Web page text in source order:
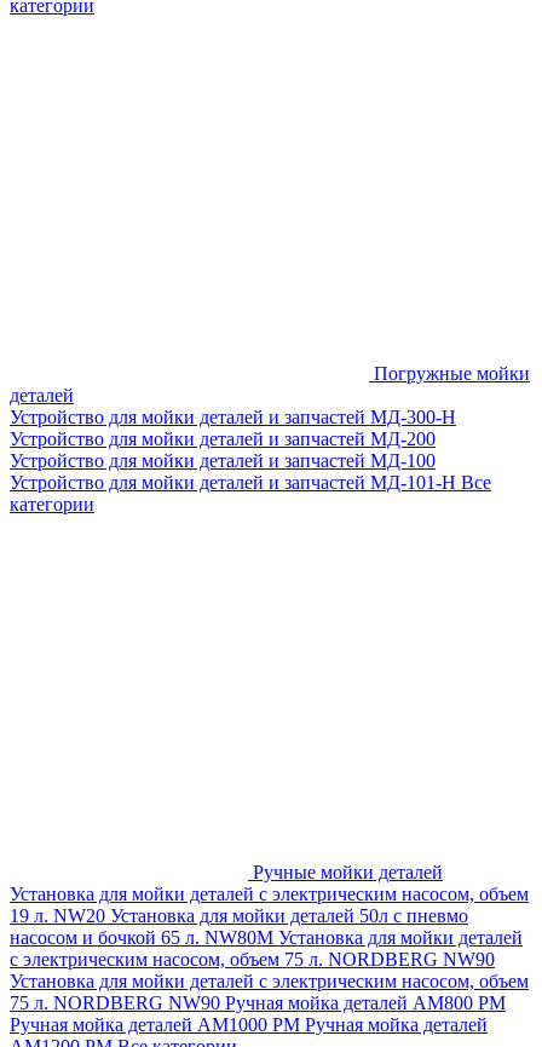
категории
Погружные мойки
деталей
Устройство для мойки деталей и запчастей МД-300-H
Устройство для мойки деталей и запчастей МД-200
Устройство для мойки деталей и запчастей МД-100
Устройство для мойки деталей и запчастей МД-101-Н Все
категории
Ручные мойки деталей
Установка для мойки деталей с электрическим насосом, объем
19 л. NW20 Установка для мойки деталей 50л с пневмо
насосом и бочкой 65 л. NW80M Установка для мойки деталей
с электрическим насосом, объем 75 л. NORDBERG NW90
Установка для мойки деталей с электрическим насосом, объем
75 л. NORDBERG NW90 Ручная мойка деталей АМ800 РМ
Ручная мойка деталей АМ1000 РМ Ручная мойка деталей